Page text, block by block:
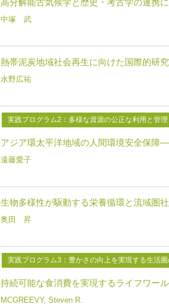
高分解能古気候学と歴史・考古学の連携
中塚 武
熱帯泥炭地域社会再生に向けた国際的研
水野広祐
実践プログラム2：多様な資源の公正な利用と管理
アジア環太平洋地域の人間環境安全保
遠藤愛子
生物多様性が駆動する栄養循環と流域圏
奥田 昇
実践プログラム3：豊かさの向上を実現する生活
持続可能な食消費を実現するライフワー
MCGREEVY, Steven R.